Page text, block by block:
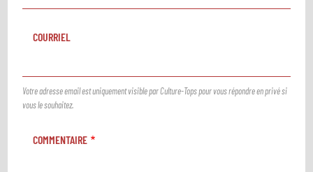
COURRIEL
Votre adresse email est uniquement visible par Culture-Tops pour vous répondre en privé si
vous le souhaitez.
COMMENTAIRE